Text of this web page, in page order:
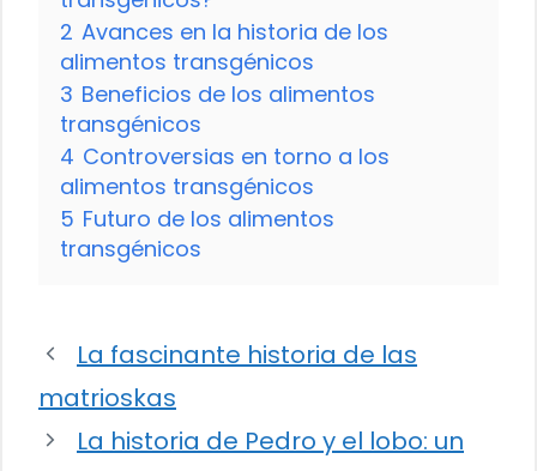
2 Avances en la historia de los
alimentos transgénicos
3 Beneficios de los alimentos
transgénicos
4 Controversias en torno a los
alimentos transgénicos
5 Futuro de los alimentos
transgénicos
La fascinante historia de las
matrioskas
La historia de Pedro y el lobo: un